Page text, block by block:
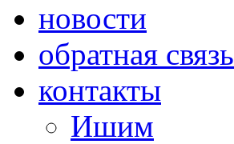
новости
обратная связь
контакты
Ишим